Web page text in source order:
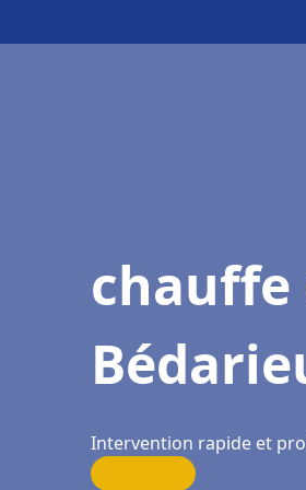
chauffe
Intervention rapide et